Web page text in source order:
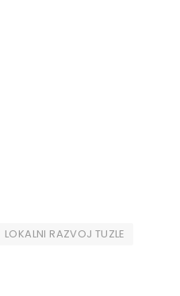
LOKALNI RAZVOJ TUZLE